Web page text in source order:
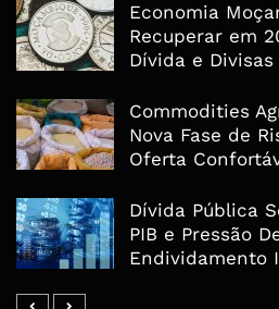
Economia
Recuperar em
Dívida e
Commodities
Nova Fase de
Oferta
Dívida Pública
PIB e Pressão
Endividamento